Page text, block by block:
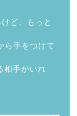
ど、もっと
ら手をつけて
相手がいれ